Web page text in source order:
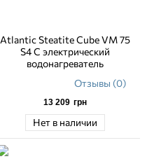
Atlantic Steatite Cube VM 75
S4 C электрический
водонагреватель
Отзывы (0)
13 209 грн
Нет в наличии